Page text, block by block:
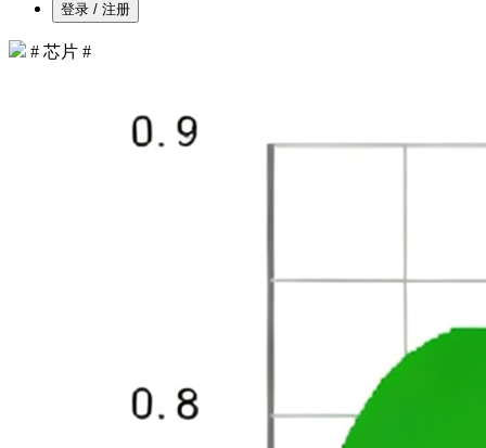
登录 / 注册
# 芯片 #